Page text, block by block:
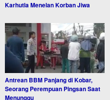
Karhutla Menelan Korban Jiwa
Antrean BBM Panjang di Kobar,
Seorang Perempuan Pingsan Saat
Menunggu